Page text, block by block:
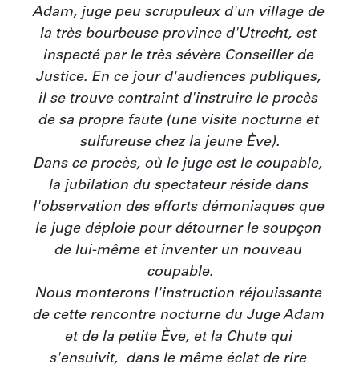
Adam, juge peu scrupuleux d'un village de
la très bourbeuse province d'Utrecht, est
inspecté par le très sévère Conseiller de
Justice. En ce jour d'audiences publiques,
il se trouve contraint d'instruire le procès
de sa propre faute (une visite nocturne et
sulfureuse chez la jeune Ève).
Dans ce procès, où le juge est le coupable,
la jubilation du spectateur réside dans
l'observation des efforts démoniaques que
le juge déploie pour détourner le soupçon
de lui-même et inventer un nouveau
coupable.
Nous monterons l'instruction réjouissante
de cette rencontre nocturne du Juge Adam
et de la petite Ève, et la Chute qui
s'ensuivit‚  dans le même éclat de rire